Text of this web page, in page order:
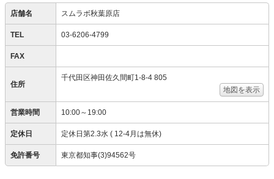
店舗名 スムラボ秋葉原店
TEL 03-6206-4799
FAX
住所
千代田区神田佐久間町1-8-4 805
地図を表示
営業時間 10:00～19:00
定休日 定休日第2.3水 ( 12-4月は無休)
免許番号 東京都知事(3)94562号